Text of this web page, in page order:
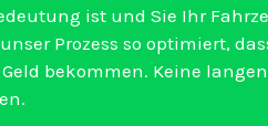
ist und Sie Ihr
Prozess so optimiert,
bekommen. Keine